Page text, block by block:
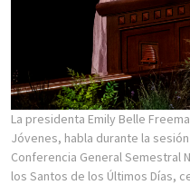
La presidenta Emily Belle
Jóvenes, habla durante la
Conferencia General Semestral
los Santos de los Últimos Días,